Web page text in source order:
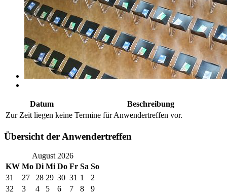
Datum
Beschreibung
Zur Zeit liegen keine Termine für Anwendertreffen vor.
Übersicht der Anwendertreffen
August 2026
KW Mo Di Mi Do Fr Sa So
31
27 28 29 30 31 1
2
32
3 4 5 6 7 8
9